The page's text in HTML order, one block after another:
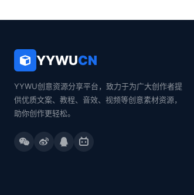
YYWUCN
YYWU创意资源分享平台，致力于为广大创作者提
供优质文案、教程、音效、视频等创意素材资源，
助你创作更轻松。